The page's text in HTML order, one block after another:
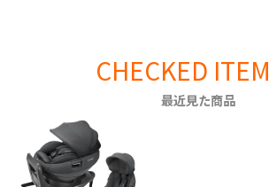
CHECKED ITEM
最近見た商品